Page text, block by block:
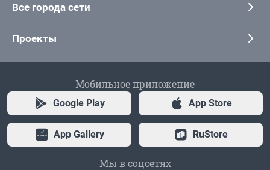
Все города сети
Проекты
Мобильное приложение
Google Play App Store
App Gallery RuStore
Мы в соцсетях